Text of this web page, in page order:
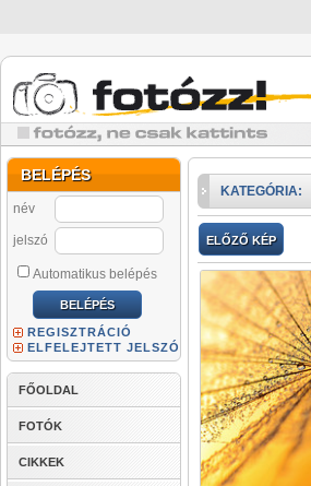
BELÉPÉS
név
jelszó
Automatikus belépés
REGISZTRÁCIÓ
ELFELEJTETT JELSZÓ
FŐOLDAL
FOTÓK
CIKKEK
KATEGÓRIA:
ELŐZŐ KÉP